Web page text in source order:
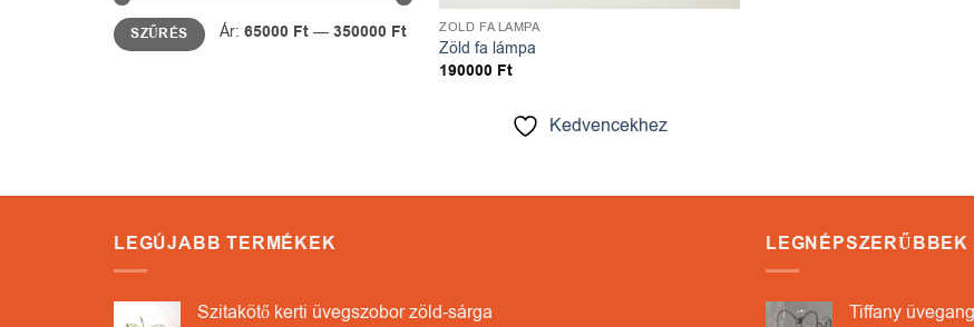
Min
ár
Max
ár SZŰRÉS Ár: 65000 Ft— 350000 Ft ZÖLD FA LÁMPA
Zöld fa lámpa
190000 Ft
Kedvencekhez
LEGÚJABB TERMÉKEK
Szitakötő kerti üvegszobor zöld-sárga
LEGNÉPSZERŰBBEK
Tiffany